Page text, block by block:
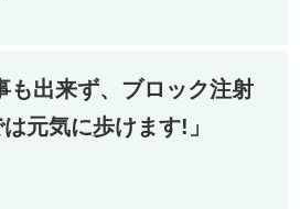
も出来ず、ブロック注射
元気に歩けます!」